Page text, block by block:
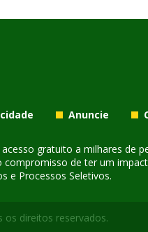
Anuncie
gratuito a milhares de
de ter um
e Processos Seletivos.
os direitos reservados.